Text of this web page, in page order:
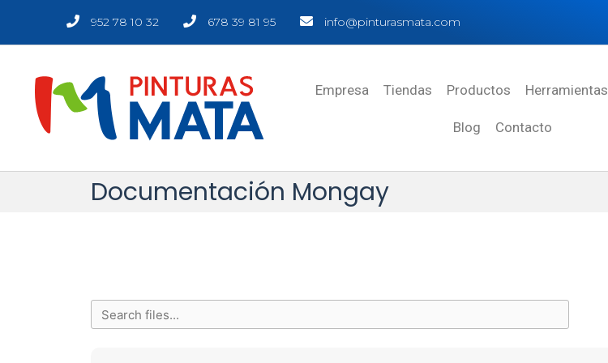
952 78 10 32 678 39 81 95 info@pinturasmata.com
Empresa Tiendas Productos Herramientas
Blog Contacto
Documentación Mongay